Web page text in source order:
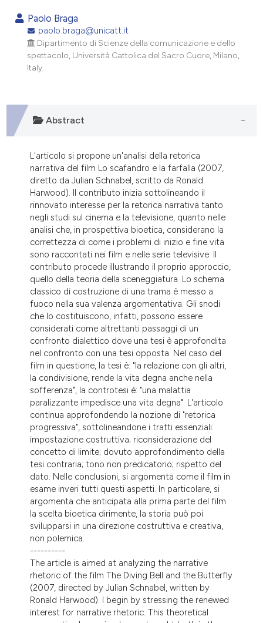
shows how a scientific paper
been cited by providing the
of the citation, a
describing whether
mentions, or contrasts
in which section the
was made.
Paolo Braga
paolo.braga@unicatt.it
Dipartimento di Scienze della comunicazione e dello
spettacolo, Università Cattolica del Sacro Cuore, Milano,
Italy.
Abstract
L'articolo si propone un'analisi della retorica
narrativa del film Lo scafandro e la farfalla (2007,
diretto da Julian Schnabel, scritto da Ronald
Harwood). Il contributo inizia sottolineando il
rinnovato interesse per la retorica narrativa tanto
negli studi sul cinema e la televisione, quanto nelle
analisi che, in prospettiva bioetica, considerano la
correttezza di come i problemi di inizio e fine vita
sono raccontati nei film e nelle serie televisive. Il
contributo procede illustrando il proprio approccio,
quello della teoria della sceneggiatura. Lo schema
classico di costruzione di una trama è messo a
fuoco nella sua valenza argomentativa. Gli snodi
che lo costituiscono, infatti, possono essere
considerati come altrettanti passaggi di un
confronto dialettico dove una tesi è approfondita
nel confronto con una tesi opposta. Nel caso del
film in questione, la tesi è: "la relazione con gli altri,
la condivisione, rende la vita degna anche nella
sofferenza", la controtesi è: "una malattia
paralizzante impedisce una vita degna". L'articolo
continua approfondendo la nozione di "retorica
progressiva", sottolineandone i tratti essenziali:
impostazione costruttiva; riconsiderazione del
concetto di limite; dovuto approfondimento della
tesi contraria; tono non predicatorio; rispetto del
dato. Nelle conclusioni, si argomenta come il film in
esame inveri tutti questi aspetti. In particolare, si
argomenta che anticipata alla prima parte del film
la scelta bioetica dirimente, la storia può poi
svilupparsi in una direzione costruttiva e creativa,
non polemica.
----------
The article is aimed at analyzing the narrative
rhetoric of the film The Diving Bell and the Butterfly
(2007, directed by Julian Schnabel, written by
Ronald Harwood). I begin by stressing the renewed
interest for narrative rhetoric. This theoretical